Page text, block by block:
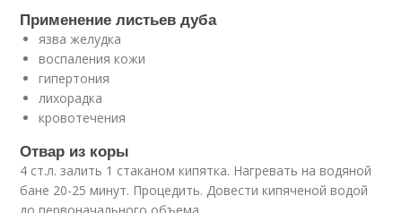
Применение листьев дуба
язва желудка
воспаления кожи
гипертония
лихорадка
кровотечения
Отвар из коры
4 ст.л. залить 1 стаканом кипятка. Нагревать на водяной
бане 20-25 минут. Процедить. Довести кипяченой водой